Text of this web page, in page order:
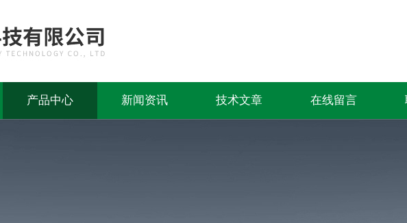
产品中心 新闻资讯 技术文章 在线留言